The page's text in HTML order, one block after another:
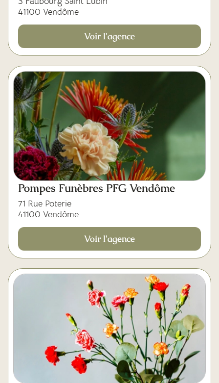
41100 Vendôme
Voir l'agence
Pompes Funèbres PFG Vendôme
71 Rue Poterie
41100 Vendôme
Voir l'agence